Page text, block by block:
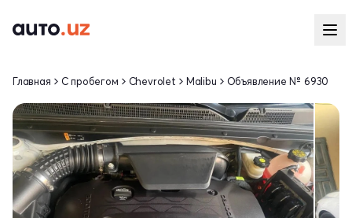
Главная С пробегом Chevrolet Malibu Объявление № 6930